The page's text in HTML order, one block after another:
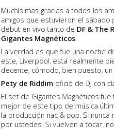
Muchísimas gracias a todos los
amigos que estuvieron el sábado
debut en vivo tanto de DF & The
Gigantes Magnéticos
La verdad es que fue una noche
este, Liverpool, está realmente
decente, cómodo, bien puesto, un
Pety de Riddim ofició de DJ con
El set de Gigantes Magnéticos
mejor de este tipo de música
la producción nac & pop. Si
por ustedes. Si vuelven a tocar,